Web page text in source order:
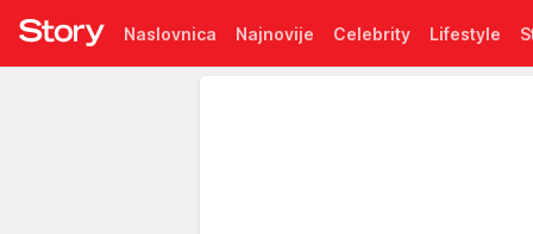
Naslovnica Najnovije Celebrity Lifestyle